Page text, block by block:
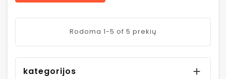
Rodoma 1-5 of 5 prekių
kategorijos 